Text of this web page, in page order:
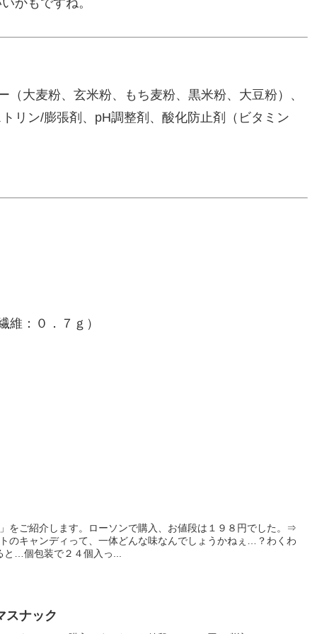
大麦粉、玄米粉、もち麦粉、黒米粉、大豆粉）、
リン/膨張剤、pH調整剤、酸化防止剤（ビタミン
：０．７ｇ）
をご紹介します。ローソンで購入、お値段は１９８円でした。⇒
のキャンディって、一体どんな味なんでしょうかねぇ…？わくわ
…個包装で２４個入っ...
スナック